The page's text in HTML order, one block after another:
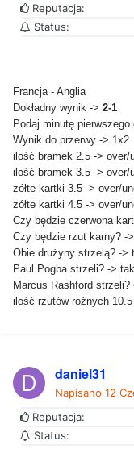
Reputacja:
Status:
Francja - Anglia
Dokładny wynik -> 2-1
Podaj minutę pierwszego
Wynik do
ilość bramek 2.5 ->
ilość bramek 3.5 -
żółte kartki 3.5 ->
zółte kartki 4.5 ->
Czy będzie czerwona
Czy będzie rzut
Obie drużyny
Paul Pogba
Marcus Rashford
ilość rzutów rożnych
daniel31
Napisano 12
Reputacja:
Status: